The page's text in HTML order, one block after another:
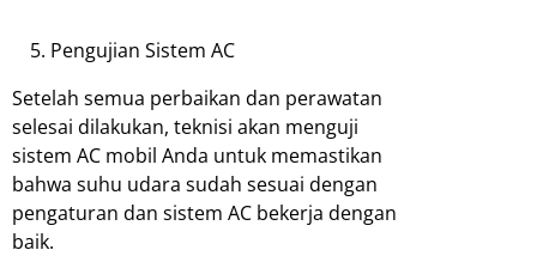
Pengujian Sistem AC
Setelah semua perbaikan dan perawatan
selesai dilakukan, teknisi akan menguji
sistem AC mobil Anda untuk memastikan
bahwa suhu udara sudah sesuai dengan
pengaturan dan sistem AC bekerja dengan
baik.